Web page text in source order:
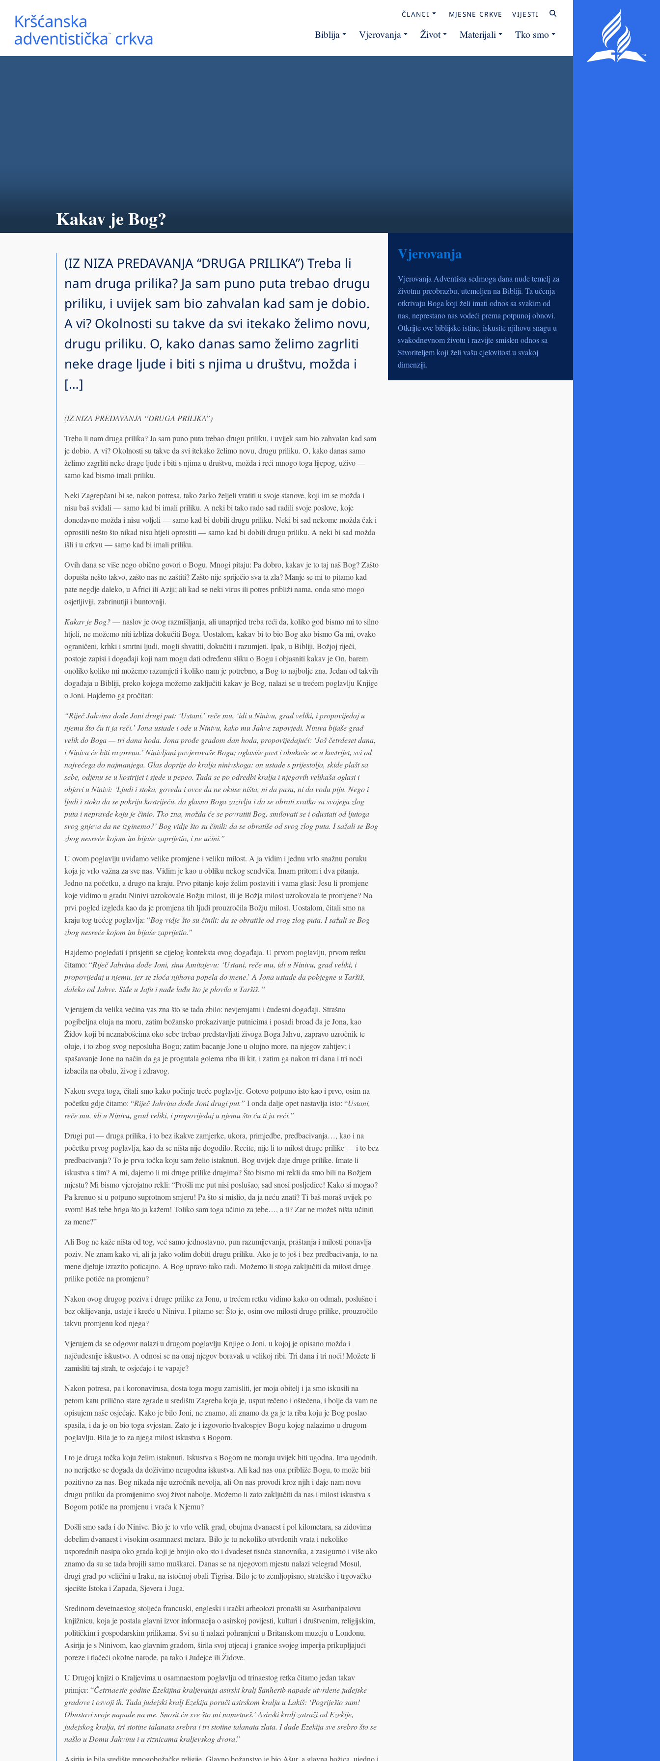
ČLANCI MJESNE CRKVE VIJESTI
Biblija Vjerovanja Život Materijali Tko smo
Kakav je Bog?
(IZ NIZA PREDAVANJA “DRUGA PRILIKA”) Treba li
nam druga prilika? Ja sam puno puta trebao drugu
priliku, i uvijek sam bio zahvalan kad sam je dobio.
A vi? Okolnosti su takve da svi itekako želimo novu,
drugu priliku. O, kako danas samo želimo zagrliti
neke drage ljude i biti s njima u društvu, možda i
[…]
(IZ NIZA PREDAVANJA “DRUGA PRILIKA”)
Treba li nam druga prilika? Ja sam puno puta trebao drugu priliku, i uvijek sam bio zahvalan kad sam
je dobio. A vi? Okolnosti su takve da svi itekako želimo novu, drugu priliku. O, kako danas samo
želimo zagrliti neke drage ljude i biti s njima u društvu, možda i reći mnogo toga lijepog, uživo —
samo kad bismo imali priliku.
Neki Zagrepčani bi se, nakon potresa, tako žarko željeli vratiti u svoje stanove, koji im se možda i
nisu baš sviđali — samo kad bi imali priliku. A neki bi tako rado sad radili svoje poslove, koje
donedavno možda i nisu voljeli — samo kad bi dobili drugu priliku. Neki bi sad nekome možda čak i
oprostili nešto što nikad nisu htjeli oprostiti — samo kad bi dobili drugu priliku. A neki bi sad možda
išli i u crkvu — samo kad bi imali priliku.
Ovih dana se više nego obično govori o Bogu. Mnogi pitaju: Pa dobro, kakav je to taj naš Bog? Zašto
dopušta nešto takvo, zašto nas ne zaštiti? Zašto nije spriječio sva ta zla? Manje se mi to pitamo kad
pate negdje daleko, u Africi ili Aziji; ali kad se neki virus ili potres približi nama, onda smo mogo
osjetljiviji, zabrinutiji i buntovniji.
Kakav je Bog?— naslov je ovog razmišljanja, ali unaprijed treba reći da, koliko god bismo mi to silno
htjeli, ne možemo niti izbliza dokučiti Boga. Uostalom, kakav bi to bio Bog ako bismo Ga mi, ovako
ograničeni, krhki i smrtni ljudi, mogli shvatiti, dokučiti i razumjeti. Ipak, u Bibliji, Božjoj riječi,
postoje zapisi i događaji koji nam mogu dati određenu sliku o Bogu i objasniti kakav je On, barem
onoliko koliko mi možemo razumjeti i koliko nam je potrebno, a Bog to najbolje zna. Jedan od takvih
događaja u Bibliji, preko kojega možemo zaključiti kakav je Bog, nalazi se u trećem poglavlju Knjige
o Joni. Hajdemo ga pročitati:
“Riječ Jahvina dođe Joni drugi put: ‘Ustani,’ reče mu, ‘idi u Ninivu, grad veliki, i propovijedaj u
njemu što ću ti ja reći.’ Jona ustade i ode u Ninivu, kako mu Jahve zapovjedi. Niniva bijaše grad
velik do Boga — tri dana hoda. Jona prođe gradom dan hoda, propovijedajući: ‘Još četrdeset dana,
i Niniva će biti razorena.’ Ninivljani povjerovaše Bogu; oglasiše post i obukoše se u kostrijet, svi od
najvećega do najmanjega. Glas doprije do kralja ninivskoga: on ustade s prijestolja, skide plašt sa
sebe, odjenu se u kostrijet i sjede u pepeo. Tada se po odredbi kralja i njegovih velikaša oglasi i
objavi u Ninivi: ‘Ljudi i stoka, goveda i ovce da ne okuse ništa, ni da pasu, ni da vodu piju. Nego i
ljudi i stoka da se pokriju kostrijeću, da glasno Boga zazivlju i da se obrati svatko sa svojega zlog
puta i nepravde koju je činio. Tko zna, možda će se povratiti Bog, smilovati se i odustati od ljutoga
svog gnjeva da ne izginemo?’ Bog vidje što su činili: da se obratiše od svog zlog puta. I sažali se Bog
zbog nesreće kojom im bijaše zaprijetio, i ne učini.”
U ovom poglavlju uviđamo velike promjene i veliku milost. A ja vidim i jednu vrlo snažnu poruku
koja je vrlo važna za sve nas. Vidim je kao u obliku nekog sendviča. Imam pritom i dva pitanja.
Jedno na početku, a drugo na kraju. Prvo pitanje koje želim postaviti i vama glasi: Jesu li promjene
koje vidimo u gradu Ninivi uzrokovale Božju milost, ili je Božja milost uzrokovala te promjene? Na
prvi pogled izgleda kao da je promjena tih ljudi prouzročila Božju milost. Uostalom, čitali smo na
kraju tog trećeg poglavlja: “Bog vidje što su činili: da se obratiše od svog zlog puta. I sažali se Bog
zbog nesreće kojom im bijaše zaprijetio.”
Hajdemo pogledati i prisjetiti se cijelog konteksta ovog događaja. U prvom poglavlju, prvom retku
čitamo: “Riječ Jahvina dođe Joni, sinu Amitajevu: ‘Ustani, reče mu, idi u Ninivu, grad veliki, i
propovijedaj u njemu, jer se zloća njihova popela do mene.’ A Jona ustade da pobjegne u Taršiš,
daleko od Jahve. Siđe u Jafu i nađe lađu što je plovila u Taršiš. ”
Vjerujem da velika većina vas zna što se tada zbilo: nevjerojatni i čudesni događaji. Strašna
pogibeljna oluja na moru, zatim božansko prokazivanje putnicima i posadi broad da je Jona, kao
Židov koji bi neznabošcima oko sebe trebao predstavljati živoga Boga Jahvu, zapravo uzročnik te
oluje, i to zbog svog neposluha Bogu; zatim bacanje Jone u olujno more, na njegov zahtjev; i
spašavanje Jone na način da ga je progutala golema riba ili kit, i zatim ga nakon tri dana i tri noći
izbacila na obalu, živog i zdravog.
Nakon svega toga, čitali smo kako počinje treće poglavlje. Gotovo potpuno isto kao i prvo, osim na
početku gdje čitamo: “Riječ Jahvina dođe Joni drugi put.” I onda dalje opet nastavlja isto: “Ustani,
reče mu, idi u Ninivu, grad veliki, i propovijedaj u njemu što ću ti ja reći.”
Drugi put — druga prilika, i to bez ikakve zamjerke, ukora, primjedbe, predbacivanja…, kao i na
početku prvog poglavlja, kao da se ništa nije dogodilo. Recite, nije li to milost druge prilike — i to bez
predbacivanja? To je prva točka koju sam želio istaknuti. Bog uvijek daje druge prilike. Imate li
iskustva s tim? A mi, dajemo li mi druge prilike drugima? Što bismo mi rekli da smo bili na Božjem
mjestu? Mi bismo vjerojatno rekli: “Prošli me put nisi poslušao, sad snosi posljedice! Kako si mogao?
Pa krenuo si u potpuno suprotnom smjeru! Pa što si mislio, da ja neću znati? Ti baš moraš uvijek po
svom! Baš tebe briga što ja kažem! Toliko sam toga učinio za tebe…, a ti? Zar ne možeš ništa učiniti
za mene?”
Ali Bog ne kaže ništa od tog, već samo jednostavno, pun razumijevanja, praštanja i milosti ponavlja
poziv. Ne znam kako vi, ali ja jako volim dobiti drugu priliku. Ako je to još i bez predbacivanja, to na
mene djeluje izrazito poticajno. A Bog upravo tako radi. Možemo li stoga zaključiti da milost druge
prilike potiče na promjenu?
Nakon ovog drugog poziva i druge prilike za Jonu, u trećem retku vidimo kako on odmah, poslušno i
bez oklijevanja, ustaje i kreće u Ninivu. I pitamo se: Što je, osim ove milosti druge prilike, prouzročilo
takvu promjenu kod njega?
Vjerujem da se odgovor nalazi u drugom poglavlju Knjige o Joni, u kojoj je opisano možda i
najčudesnije iskustvo. A odnosi se na onaj njegov boravak u velikoj ribi. Tri dana i tri noći! Možete li
zamisliti taj strah, te osjećaje i te vapaje?
Nakon potresa, pa i koronavirusa, dosta toga mogu zamisliti, jer moja obitelj i ja smo iskusili na
petom katu prilično stare zgrade u središtu Zagreba koja je, usput rečeno i oštećena, i bolje da vam ne
opisujem naše osjećaje. Kako je bilo Joni, ne znamo, ali znamo da ga je ta riba koju je Bog poslao
spasila, i da je on bio toga svjestan. Zato je i izgovorio hvalospjev Bogu kojeg nalazimo u drugom
poglavlju. Bila je to za njega milost iskustva s Bogom.
I to je druga točka koju želim istaknuti. Iskustva s Bogom ne moraju uvijek biti ugodna. Ima ugodnih,
no nerijetko se događa da doživimo neugodna iskustva. Ali kad nas ona približe Bogu, to može biti
pozitivno za nas. Bog nikada nije uzročnik nevolja, ali On nas provodi kroz njih i daje nam novu
drugu priliku da promijenimo svoj život nabolje. Možemo li zato zaključiti da nas i milost iskustva s
Bogom potiče na promjenu i vraća k Njemu?
Došli smo sada i do Ninive. Bio je to vrlo velik grad, obujma dvanaest i pol kilometara, sa zidovima
debelim dvanaest i visokim osamnaest metara. Bilo je tu nekoliko utvrđenih vrata i nekoliko
usporednih nasipa oko grada koji je brojio oko sto i dvadeset tisuća stanovnika, a zasigurno i više ako
znamo da su se tada brojili samo muškarci. Danas se na njegovom mjestu nalazi velegrad Mosul,
drugi grad po veličini u Iraku, na istočnoj obali Tigrisa. Bilo je to zemljopisno, strateško i trgovačko
sjecište Istoka i Zapada, Sjevera i Juga.
Sredinom devetnaestog stoljeća francuski, engleski i irački arheolozi pronašli su Asurbanipalovu
knjižnicu, koja je postala glavni izvor informacija o asirskoj povijesti, kulturi i društvenim, religijskim,
političkim i gospodarskim prilikama. Svi su ti nalazi pohranjeni u Britanskom muzeju u Londonu.
Asirija je s Ninivom, kao glavnim gradom, širila svoj utjecaj i granice svojeg imperija prikupljajući
poreze i tlačeći okolne narode, pa tako i Judejce ili Židove.
U Drugoj knjizi o Kraljevima u osamnaestom poglavlju od trinaestog retka čitamo jedan takav
primjer: “Četrnaeste godine Ezekijina kraljevanja asirski kralj Sanherib napade utvrđene judejske
gradove i osvoji ih. Tada judejski kralj Ezekija poruči asirskom kralju u Lakiš: ‘Pogriješio sam!
Obustavi svoje napade na me. Snosit ću sve što mi nametneš.’ Asirski kralj zatraži od Ezekije,
judejskog kralja, tri stotine talanata srebra i tri stotine talanata zlata. I dade Ezekija sve srebro što se
našlo u Domu Jahvinu i u riznicama kraljevskog dvora.”
Asirija je bila središte mnogobožačke religije. Glavno božanstvo je bio Ašur, a glavna božica, ujedno i
Vjerovanja
Vjerovanja Adventista sedmoga dana nude temelj za
životnu preobrazbu, utemeljen na Bibliji. Ta učenja
otkrivaju Boga koji želi imati odnos sa svakim od
nas, neprestano nas vodeći prema potpunoj obnovi.
Otkrijte ove biblijske istine, iskusite njihovu snagu u
svakodnevnom životu i razvijte smislen odnos sa
Stvoriteljem koji želi vašu cjelovitost u svakoj
dimenziji.